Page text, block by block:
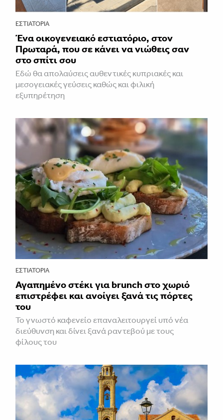
ΕΣΤΙΑΤΌΡΙΑ
Ένα οικογενειακό εστιατόριο, στον
Πρωταρά, που σε κάνει να νιώθεις σαν
στο σπίτι σου
Εδώ θα απολαύσεις αυθεντικές κυπριακές και
μεσογειακές γεύσεις καθώς και φιλική
εξυπηρέτηση
ΕΣΤΙΑΤΌΡΙΑ
Αγαπημένο στέκι για brunch στο χωριό
επιστρέφει και ανοίγει ξανά τις πόρτες
του
Το γνωστό καφενείο επαναλειτουργεί υπό νέα
διεύθυνση και δίνει ξανά ραντεβού με τους
φίλους του